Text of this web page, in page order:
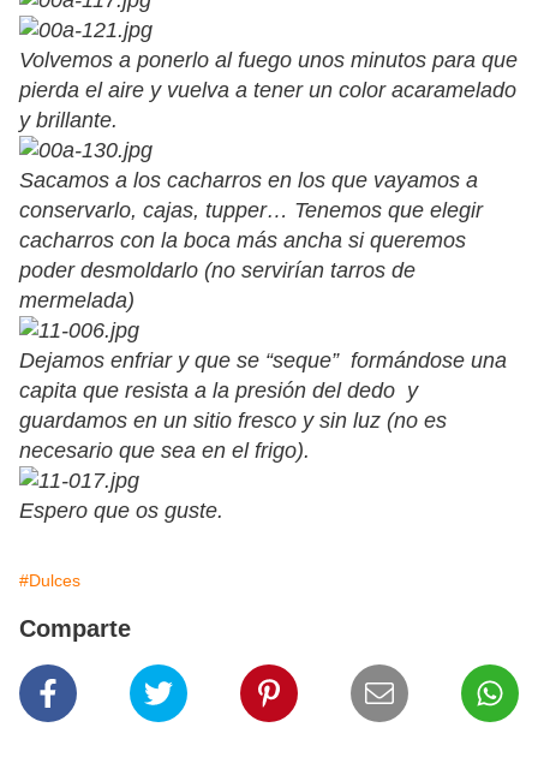
Volvemos a ponerlo al fuego unos minutos para que
pierda el aire y vuelva a tener un color acaramelado
y brillante.
Sacamos a los cacharros en los que vayamos a
conservarlo, cajas, tupper… Tenemos que elegir
cacharros con la boca más ancha si queremos
poder desmoldarlo (no servirían tarros de
mermelada)
Dejamos enfriar y que se “seque” formándose una
capita que resista a la presión del dedo y
guardamos en un sitio fresco y sin luz (no es
necesario que sea en el frigo).
Espero que os guste.
#Dulces
Comparte